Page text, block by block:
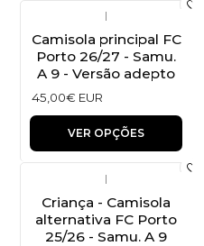
|
Camisola principal FC
Porto 26/27 - Samu.
A 9 - Versão adepto
45,00€ EUR
VER OPÇÕES
|
Criança - Camisola
alternativa FC Porto
25/26 - Samu. A 9